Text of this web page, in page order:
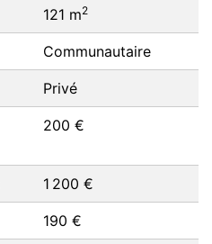
121 m2
Communautaire
Privé
200 €
1 200 €
190 €